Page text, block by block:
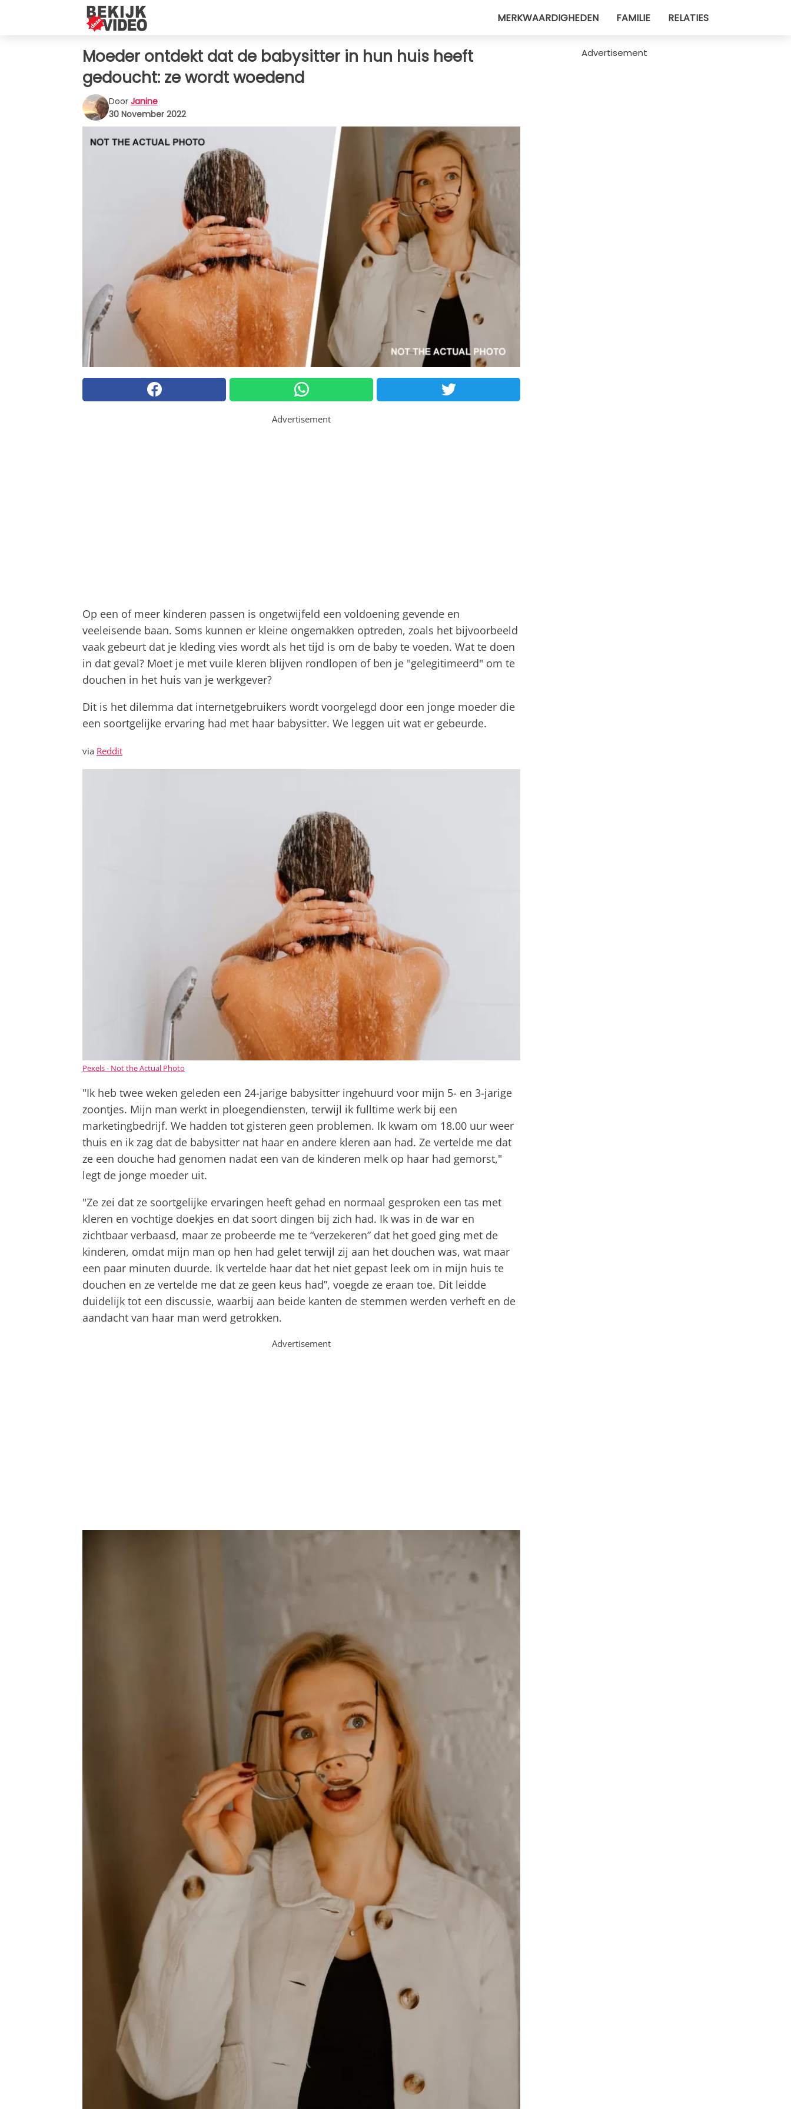
MERKWAARDIGHEDEN FAMILIE RELATIES
Moeder ontdekt dat de babysitter in hun huis heeft
gedoucht: ze wordt woedend
Door Janine
30 November 2022
Advertisement
Op een of meer kinderen passen is ongetwijfeld een voldoening gevende en
veeleisende baan. Soms kunnen er kleine ongemakken optreden, zoals het bijvoorbeeld
vaak gebeurt dat je kleding vies wordt als het tijd is om de baby te voeden. Wat te doen
in dat geval? Moet je met vuile kleren blijven rondlopen of ben je "gelegitimeerd" om te
douchen in het huis van je werkgever?
Dit is het dilemma dat internetgebruikers wordt voorgelegd door een jonge moeder die
een soortgelijke ervaring had met haar babysitter. We leggen uit wat er gebeurde.
via Reddit
Pexels - Not the Actual Photo
"Ik heb twee weken geleden een 24-jarige babysitter ingehuurd voor mijn 5- en 3-jarige
zoontjes. Mijn man werkt in ploegendiensten, terwijl ik fulltime werk bij een
marketingbedrijf. We hadden tot gisteren geen problemen. Ik kwam om 18.00 uur weer
thuis en ik zag dat de babysitter nat haar en andere kleren aan had. Ze vertelde me dat
ze een douche had genomen nadat een van de kinderen melk op haar had gemorst,"
legt de jonge moeder uit.
"Ze zei dat ze soortgelijke ervaringen heeft gehad en normaal gesproken een tas met
kleren en vochtige doekjes en dat soort dingen bij zich had. Ik was in de war en
zichtbaar verbaasd, maar ze probeerde me te “verzekeren” dat het goed ging met de
kinderen, omdat mijn man op hen had gelet terwijl zij aan het douchen was, wat maar
een paar minuten duurde. Ik vertelde haar dat het niet gepast leek om in mijn huis te
douchen en ze vertelde me dat ze geen keus had”, voegde ze eraan toe. Dit leidde
duidelijk tot een discussie, waarbij aan beide kanten de stemmen werden verheft en de
aandacht van haar man werd getrokken.
Advertisement
Advertisement